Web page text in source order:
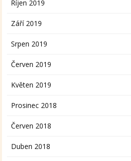
Říjen 2019
Září 2019
Srpen 2019
Červen 2019
Květen 2019
Prosinec 2018
Červen 2018
Duben 2018